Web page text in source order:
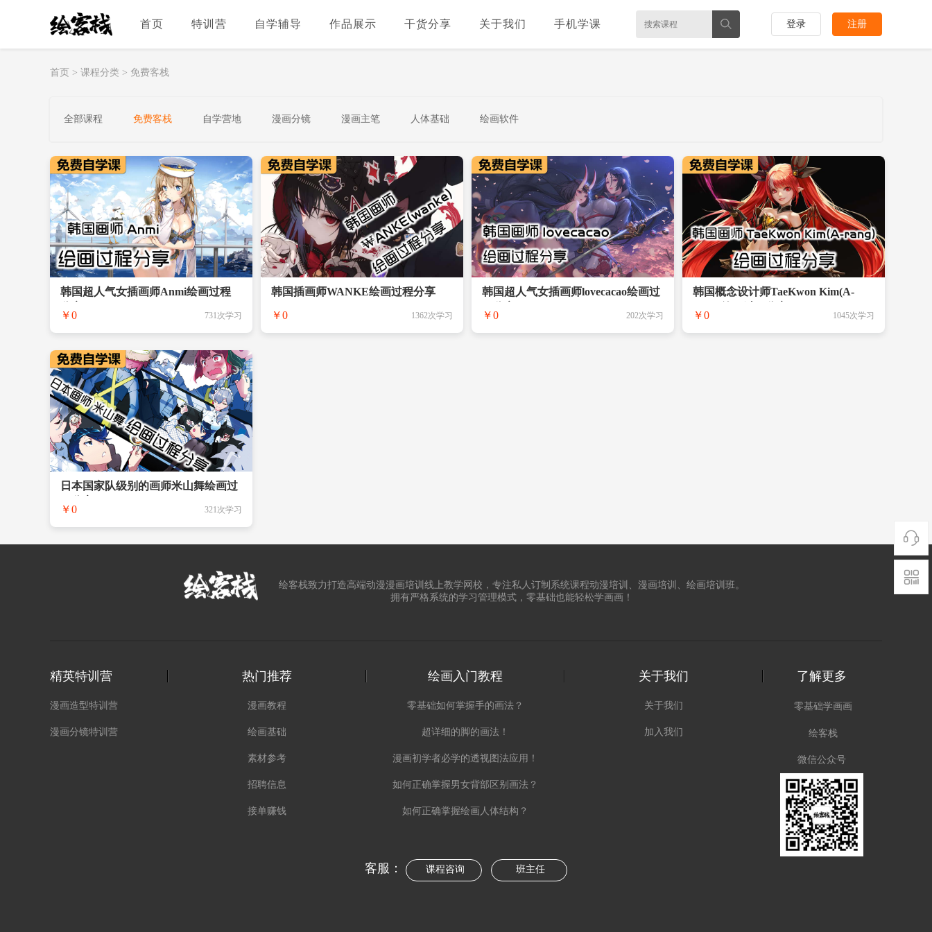
首页 特训营 自学辅导 作品展示 干货分享 关于我们 手机学课 登录 注册
首页 > 课程分类 > 免费客栈
全部课程 免费客栈 自学营地 漫画分镜 漫画主笔 人体基础 绘画软件
韩国超人气女插画师Anmi绘画过程
￥0 731次学习
韩国插画师WANKE绘画过程分享
￥0
1362次学习
韩国超人气女插画师lovecacao绘画过
￥0 202次学习
韩国概念设计师TaeKwon Kim(A-
￥0 1045次学习
日本国家队级别的画师米山舞绘画过
￥0 321次学习
绘客栈致力打造高端动漫漫画培训线上教学网校，专注私人订制系统课程动漫培训、漫画培训、绘画培训班。
拥有严格系统的学习管理模式，零基础也能轻松学画画！
精英特训营
漫画造型特训营
漫画分镜特训营
热门推荐
漫画教程
绘画基础
素材参考
招聘信息
接单赚钱
绘画入门教程
零基础如何掌握手的画法？
超详细的脚的画法！
漫画初学者必学的透视图法应用！
如何正确掌握男女背部区别画法？
如何正确掌握绘画人体结构？
关于我们
关于我们
加入我们
了解更多
零基础学画画
绘客栈
微信公众号
客服： 课程咨询 班主任

